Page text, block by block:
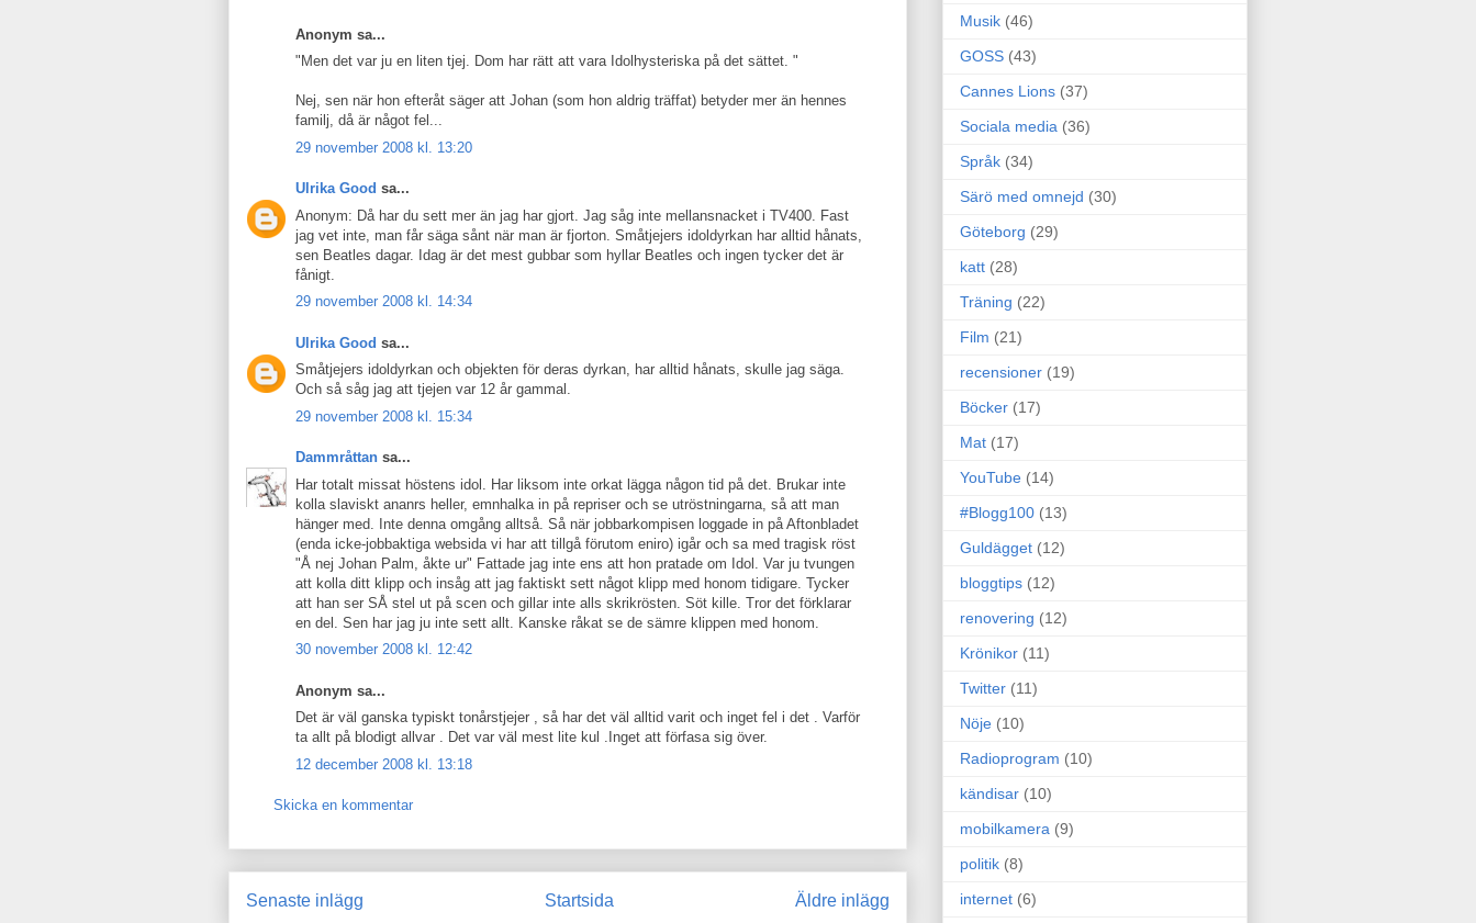
Anonym sa...
"Men det var ju en liten tjej. Dom har rätt att vara Idolhysteriska på det sättet. "
Nej, sen när hon efteråt säger att Johan (som hon aldrig träffat) betyder mer än hennes
familj, då är något fel...
29 november 2008 kl. 13:20
Ulrika Good sa...
Anonym: Då har du sett mer än jag har gjort. Jag såg inte mellansnacket i TV400. Fast
jag vet inte, man får säga sånt när man är fjorton. Småtjejers idoldyrkan har alltid hånats,
sen Beatles dagar. Idag är det mest gubbar som hyllar Beatles och ingen tycker det är
fånigt.
29 november 2008 kl. 14:34
Ulrika Good sa...
Småtjejers idoldyrkan och objekten för deras dyrkan, har alltid hånats, skulle jag säga.
Och så såg jag att tjejen var 12 år gammal.
29 november 2008 kl. 15:34
Dammråttan sa...
Har totalt missat höstens idol. Har liksom inte orkat lägga någon tid på det. Brukar inte
kolla slaviskt ananrs heller, emnhalka in på repriser och se utröstningarna, så att man
hänger med. Inte denna omgång alltså. Så när jobbarkompisen loggade in på Aftonbladet
(enda icke-jobbaktiga websida vi har att tillgå förutom eniro) igår och sa med tragisk röst
"Å nej Johan Palm, åkte ur" Fattade jag inte ens att hon pratade om Idol. Var ju tvungen
att kolla ditt klipp och insåg att jag faktiskt sett något klipp med honom tidigare. Tycker
att han ser SÅ stel ut på scen och gillar inte alls skrikrösten. Söt kille. Tror det förklarar
en del. Sen har jag ju inte sett allt. Kanske råkat se de sämre klippen med honom.
30 november 2008 kl. 12:42
Anonym sa...
Det är väl ganska typiskt tonårstjejer , så har det väl alltid varit och inget fel i det . Varför
ta allt på blodigt allvar . Det var väl mest lite kul .Inget att förfasa sig över.
12 december 2008 kl. 13:18
Skicka en kommentar
Senaste inlägg Äldre inlägg
Startsida
Musik (46)
GOSS (43)
Cannes Lions (37)
Sociala media (36)
Språk (34)
Särö med omnejd (30)
Göteborg (29)
katt (28)
Träning (22)
Film (21)
recensioner (19)
Böcker (17)
Mat (17)
YouTube (14)
#Blogg100 (13)
Guldägget (12)
bloggtips (12)
renovering (12)
Krönikor (11)
Twitter (11)
Nöje (10)
Radioprogram (10)
kändisar (10)
mobilkamera (9)
politik (8)
internet (6)